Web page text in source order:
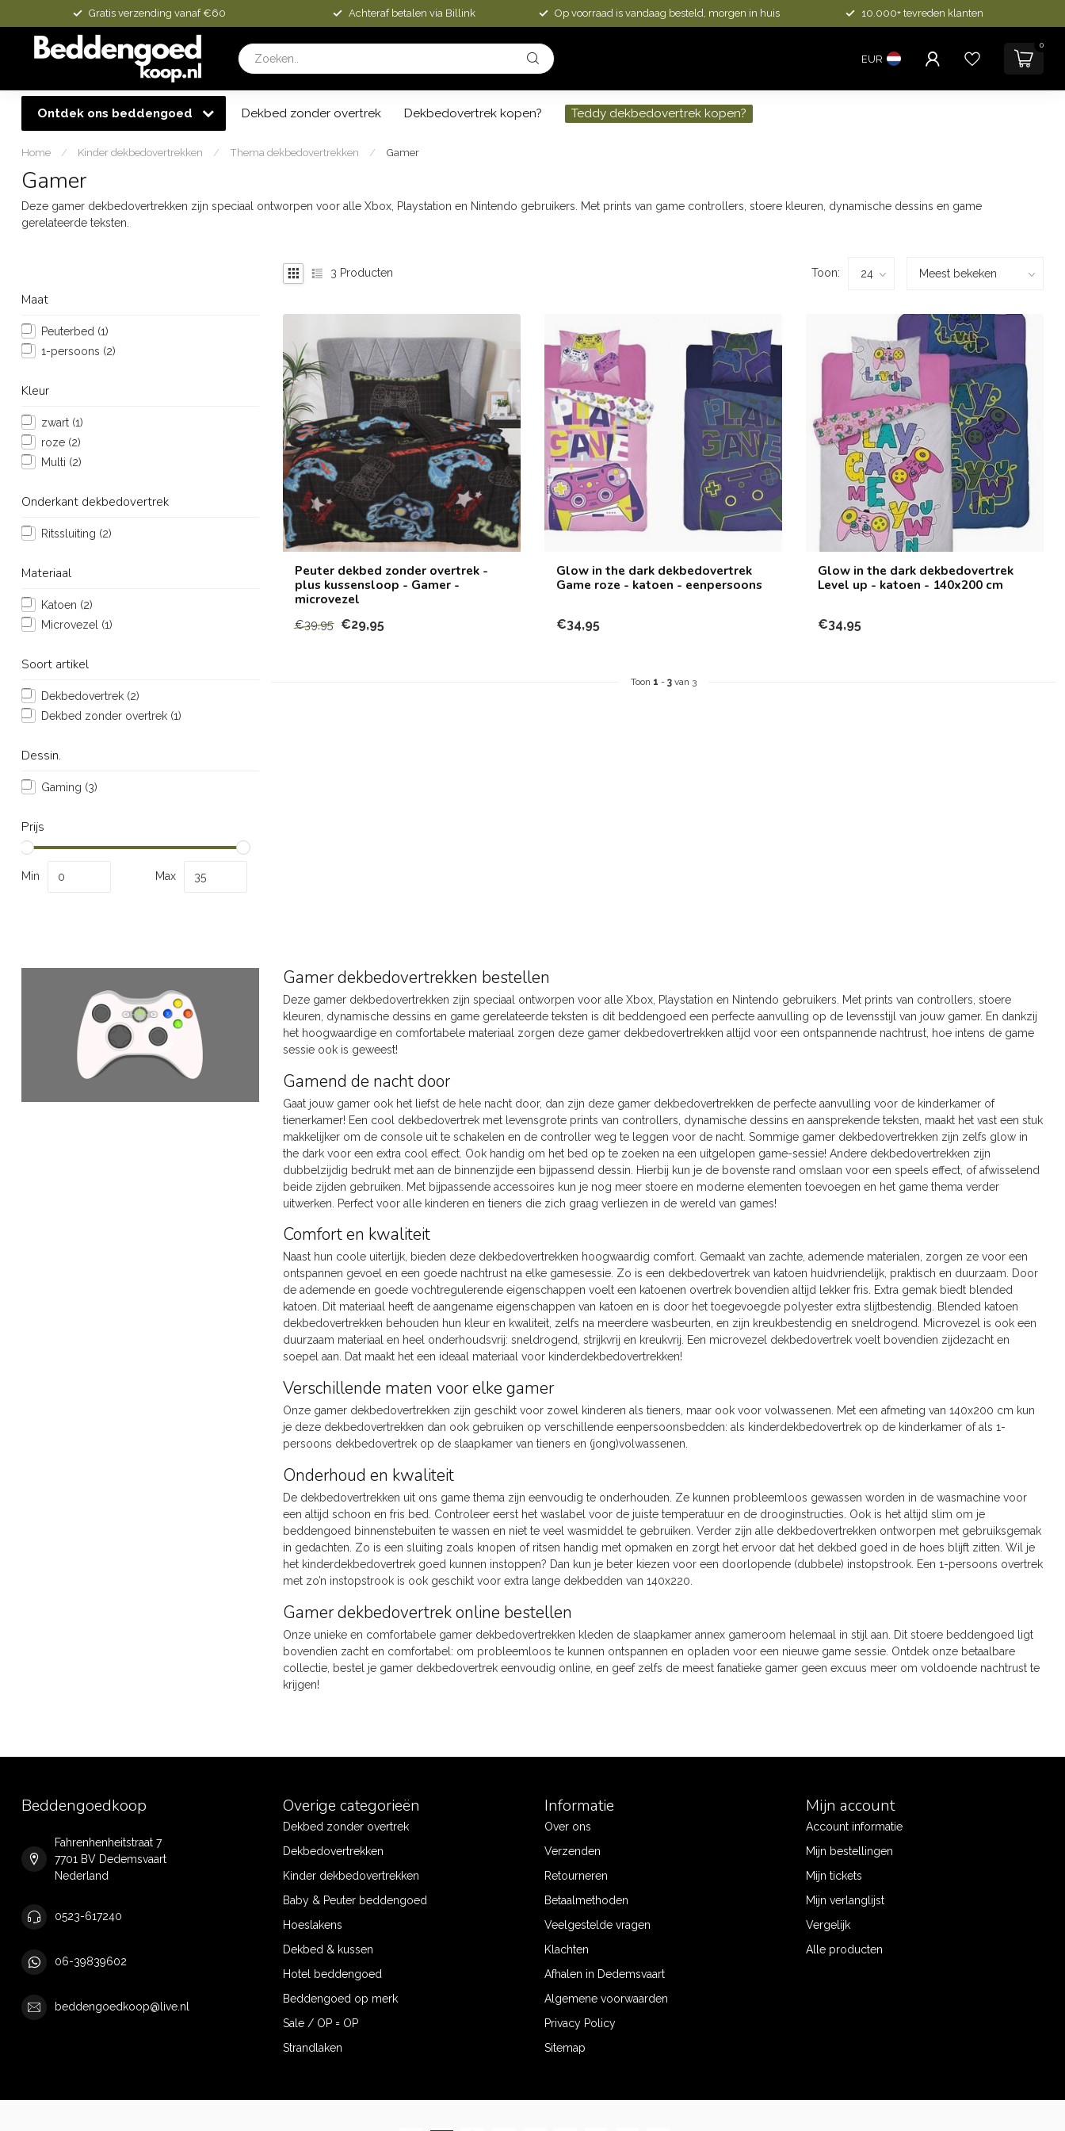
Gratis verzending vanaf €60 Achteraf betalen via Billink Op voorraad is vandaag besteld, morgen in huis 10.000+ tevreden klanten
EUR
0
Ontdek ons beddengoed Dekbed zonder overtrek Dekbedovertrek kopen? Teddy dekbedovertrek kopen?
Home / Kinder dekbedovertrekken / Thema dekbedovertrekken / Gamer
Gamer
Deze gamer dekbedovertrekken zijn speciaal ontworpen voor alle Xbox, Playstation en Nintendo gebruikers. Met prints van game controllers, stoere kleuren, dynamische dessins en game
gerelateerde teksten.
Maat
Peuterbed (1)
1-persoons (2)
Kleur
zwart (1)
roze (2)
Multi (2)
Onderkant dekbedovertrek
Ritssluiting (2)
Materiaal
Katoen (2)
Microvezel (1)
Soort artikel
Dekbedovertrek (2)
Dekbed zonder overtrek (1)
Dessin.
Gaming (3)
Prijs
Min Max
3 Producten Toon:
Peuter dekbed zonder overtrek -
plus kussensloop - Gamer -
microvezel
€39,95 €29,95
Glow in the dark dekbedovertrek
Game roze - katoen - eenpersoons
€34,95
Glow in the dark dekbedovertrek
Level up - katoen - 140x200 cm
€34,95
Toon 1 - 3van 3
Gamer dekbedovertrekken bestellen
Deze gamer dekbedovertrekken zijn speciaal ontworpen voor alle Xbox, Playstation en Nintendo gebruikers. Met prints van controllers, stoere
kleuren, dynamische dessins en game gerelateerde teksten is dit beddengoed een perfecte aanvulling op de levensstijl van jouw gamer. En dankzij
het hoogwaardige en comfortabele materiaal zorgen deze gamer dekbedovertrekken altijd voor een ontspannende nachtrust, hoe intens de game
sessie ook is geweest!
Gamend de nacht door
Gaat jouw gamer ook het liefst de hele nacht door, dan zijn deze gamer dekbedovertrekken de perfecte aanvulling voor de kinderkamer of
tienerkamer! Een cool dekbedovertrek met levensgrote prints van controllers, dynamische dessins en aansprekende teksten, maakt het vast een stuk
makkelijker om de console uit te schakelen en de controller weg te leggen voor de nacht. Sommige gamer dekbedovertrekken zijn zelfs glow in
the dark voor een extra cool effect. Ook handig om het bed op te zoeken na een uitgelopen game-sessie! Andere dekbedovertrekken zijn
dubbelzijdig bedrukt met aan de binnenzijde een bijpassend dessin. Hierbij kun je de bovenste rand omslaan voor een speels effect, of afwisselend
beide zijden gebruiken. Met bijpassende accessoires kun je nog meer stoere en moderne elementen toevoegen en het game thema verder
uitwerken. Perfect voor alle kinderen en tieners die zich graag verliezen in de wereld van games!
Comfort en kwaliteit
Naast hun coole uiterlijk, bieden deze dekbedovertrekken hoogwaardig comfort. Gemaakt van zachte, ademende materialen, zorgen ze voor een
ontspannen gevoel en een goede nachtrust na elke gamesessie. Zo is een dekbedovertrek van katoen huidvriendelijk, praktisch en duurzaam. Door
de ademende en goede vochtregulerende eigenschappen voelt een katoenen overtrek bovendien altijd lekker fris. Extra gemak biedt blended
katoen. Dit materiaal heeft de aangename eigenschappen van katoen en is door het toegevoegde polyester extra slijtbestendig. Blended katoen
dekbedovertrekken behouden hun kleur en kwaliteit, zelfs na meerdere wasbeurten, en zijn kreukbestendig en sneldrogend. Microvezel is ook een
duurzaam materiaal en heel onderhoudsvrij: sneldrogend, strijkvrij en kreukvrij. Een microvezel dekbedovertrek voelt bovendien zijdezacht en
soepel aan. Dat maakt het een ideaal materiaal voor kinderdekbedovertrekken!
Verschillende maten voor elke gamer
Onze gamer dekbedovertrekken zijn geschikt voor zowel kinderen als tieners, maar ook voor volwassenen. Met een afmeting van 140x200 cm kun
je deze dekbedovertrekken dan ook gebruiken op verschillende eenpersoonsbedden: als kinderdekbedovertrek op de kinderkamer of als 1-
persoons dekbedovertrek op de slaapkamer van tieners en (jong)volwassenen.
Onderhoud en kwaliteit
De dekbedovertrekken uit ons game thema zijn eenvoudig te onderhouden. Ze kunnen probleemloos gewassen worden in de wasmachine voor
een altijd schoon en fris bed. Controleer eerst het waslabel voor de juiste temperatuur en de drooginstructies. Ook is het altijd slim om je
beddengoed binnenstebuiten te wassen en niet te veel wasmiddel te gebruiken. Verder zijn alle dekbedovertrekken ontworpen met gebruiksgemak
in gedachten. Zo is een sluiting zoals knopen of ritsen handig met opmaken en zorgt het ervoor dat het dekbed goed in de hoes blijft zitten. Wil je
het kinderdekbedovertrek goed kunnen instoppen? Dan kun je beter kiezen voor een doorlopende (dubbele) instopstrook. Een 1-persoons overtrek
met zo’n instopstrook is ook geschikt voor extra lange dekbedden van 140x220.
Gamer dekbedovertrek online bestellen
Onze unieke en comfortabele gamer dekbedovertrekken kleden de slaapkamer annex gameroom helemaal in stijl aan. Dit stoere beddengoed ligt
bovendien zacht en comfortabel: om probleemloos te kunnen ontspannen en opladen voor een nieuwe game sessie. Ontdek onze betaalbare
collectie, bestel je gamer dekbedovertrek eenvoudig online, en geef zelfs de meest fanatieke gamer geen excuus meer om voldoende nachtrust te
krijgen!
Beddengoedkoop
Fahrenhenheitstraat 7
7701 BV Dedemsvaart
Nederland
0523-617240
06-39839602
beddengoedkoop@live.nl
Overige categorieën
Dekbed zonder overtrek
Dekbedovertrekken
Kinder dekbedovertrekken
Baby & Peuter beddengoed
Hoeslakens
Dekbed & kussen
Hotel beddengoed
Beddengoed op merk
Sale / OP = OP
Strandlaken
Informatie
Over ons
Verzenden
Retourneren
Betaalmethoden
Veelgestelde vragen
Klachten
Afhalen in Dedemsvaart
Algemene voorwaarden
Privacy Policy
Sitemap
Mijn account
Account informatie
Mijn bestellingen
Mijn tickets
Mijn verlanglijst
Vergelijk
Alle producten